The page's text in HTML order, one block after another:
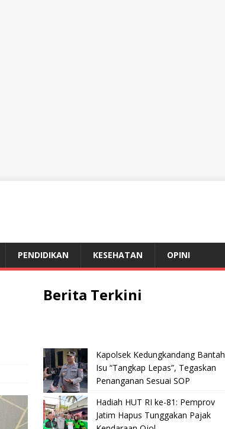
PENDIDIKAN KESEHATAN OPINI
Berita Terkini
Kapolsek Kedungkandang Bantah
Isu “Tangkap Lepas”, Tegaskan
Penanganan Sesuai SOP
Hadiah HUT RI ke-81: Pemprov
Jatim Hapus Tunggakan Pajak